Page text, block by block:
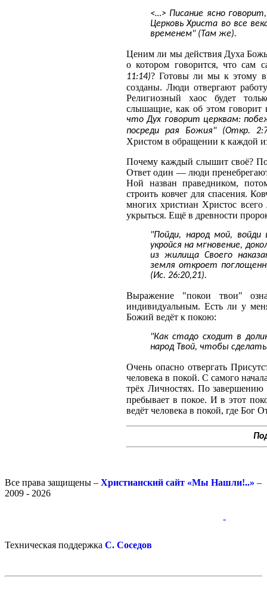
<…> Писание ясно
Церковь Христа во все
временем" (Там же).
Ценим ли мы действия Духа
о котором говорится, что сам
11:14)? Готовы ли мы к этому
созданы. Люди отвергают
Религиозный хаос будет
слышащие, как об этом
что Дух говорит церквам:
посреди рая Божия" (Откр.
Христом в обращении к каждой
Почему каждый слышит своё?
Ответ один — люди
Ной назван праведником,
строить ковчег для спасения.
многих христиан Христос
укрыться. Ещё в древности
"Пойди, народ мой,
укройся на мгновение,
из жилища Своего
земля откроет
(Ис. 26:20,21).
Выражение "покои твои"
индивидуальным. Есть ли у
Божий ведёт к покою:
"Как стадо сходит в
народ Твой, чтобы
Очень опасно отвергать
человека в покой. С самого
трёх Личностях. По
пребывает в покое. И в этот
ведёт человека в покой, где Бог
Все права защищены – Христианский сайт «Мы Нашли!..» –
2009 - 2026
-
Техническая поддержка С. Соседов